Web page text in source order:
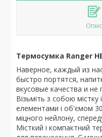
Опис
Термосумка Ranger
Наверное, каждый из
быстро портятся,
вкусовые качества и
Візьміть з собою
елементами і об'ємом
міцного нейлону,
Місткий і компактний